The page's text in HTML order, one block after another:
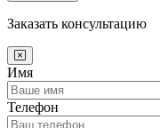
Заказать консультацию
Имя
Телефон